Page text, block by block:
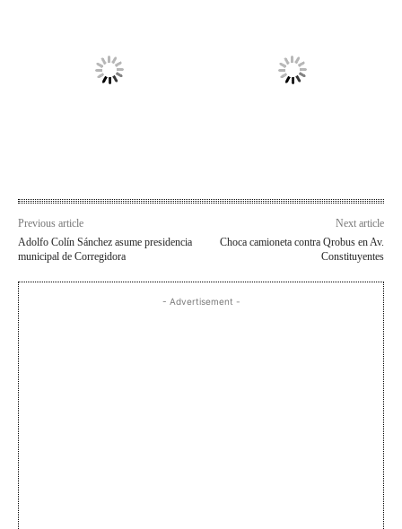
Previous article
Adolfo Colín Sánchez asume presidencia
municipal de Corregidora
Next article
Choca camioneta contra Qrobus en Av.
Constituyentes
- Advertisement -